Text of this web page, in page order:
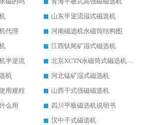
山东半逆流湿式磁选机
代理
河南磁选机永磁筒结构图
江西钛尾矿湿式磁选机
半逆流
北京XCTN永磁筒式磁选机磁块位置
机
河北锰矿湿式磁选机
用规程
山西干式强磁磁选机
么用
四川平板磁选机说明书
汉中干式磁选机